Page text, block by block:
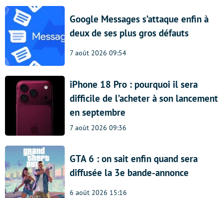
Google Messages s’attaque enfin à
deux de ses plus gros défauts
7 août 2026 09:54
iPhone 18 Pro : pourquoi il sera
difficile de l’acheter à son lancement
en septembre
7 août 2026 09:36
GTA 6 : on sait enfin quand sera
diffusée la 3e bande-annonce
6 août 2026 15:16